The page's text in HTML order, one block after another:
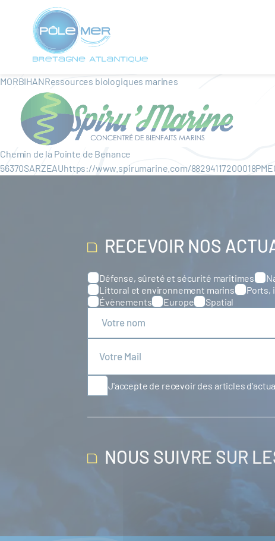
Panneau de gestion des cookies
contenu
MORBIHANRessources biologiques marines
Chemin de la Pointe de Benance
56370SARZEAUhttps://www.spirumarine.com/
RECEVOIR NOS
Catégories
Défense, sûreté et sécurité maritimes
Littoral et environnement marins
Ports,
Évènements
Europe Spatial
J'accepte de recevoir des articles
NOUS SUIVRE SUR